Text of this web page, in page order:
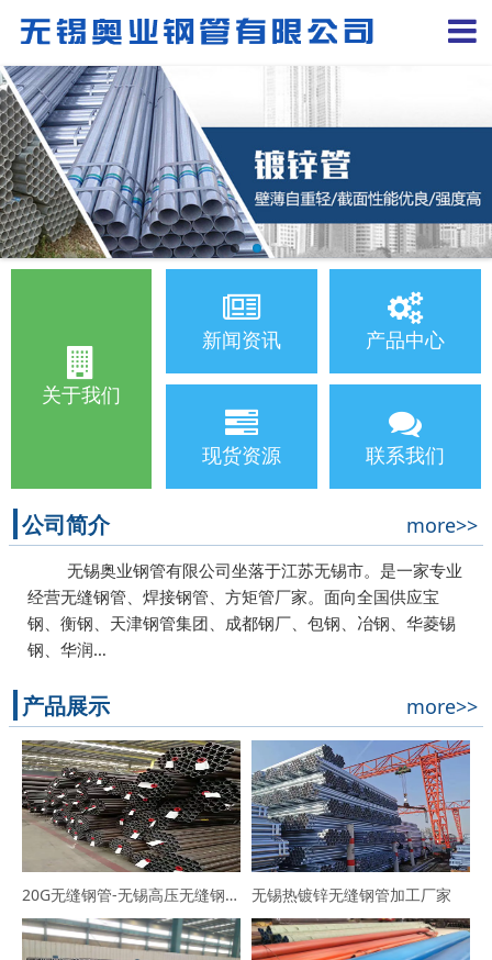
关于我们
新闻资讯 产品中心
现货资源 联系我们
公司简介 more>>
无锡奥业钢管有限公司坐落于江苏无锡市。是一家专业
经营无缝钢管、焊接钢管、方矩管厂家。面向全国供应宝
钢、衡钢、天津钢管集团、成都钢厂、包钢、冶钢、华菱锡
钢、华润…
产品展示 more>>
20G无缝钢管-无锡高压无缝钢管厂家 无锡热镀锌无缝钢管加工厂家